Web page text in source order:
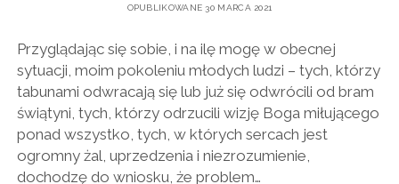
Świata
Wpisy
OPUBLIKOWANE 30 MARCA 2021
Przyglądając się sobie, i na ilę mogę w obecnej
sytuacji, moim pokoleniu młodych ludzi – tych, którzy
tabunami odwracają się lub już się odwrócili od bram
świątyni, tych, którzy odrzucili wizję Boga miłującego
ponad wszystko, tych, w których sercach jest
ogromny żal, uprzedzenia i niezrozumienie,
dochodzę do wniosku, że problem…